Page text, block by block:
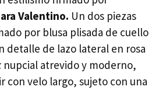
Valentino. Un dos piezas
por blusa plisada de cuello
detalle de lazo lateral en rosa
nupcial atrevido y moderno,
con velo largo, sujeto con una